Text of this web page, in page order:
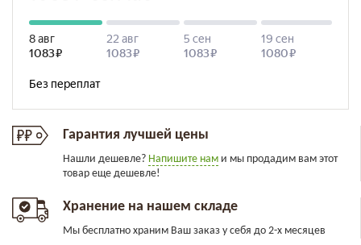
Гарантия лучшей цены
Нашли дешевле? Напишите нам и мы продадим вам этот
товар еще дешевле!
Хранение на нашем складе
Мы бесплатно храним Ваш заказ у себя до 2-х месяцев